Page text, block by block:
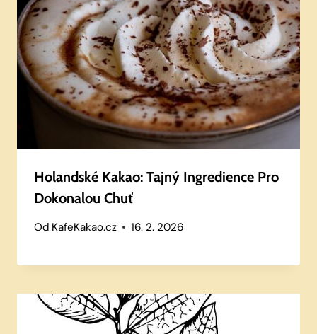
Holandské Kakao: Tajný Ingredience Pro
Dokonalou Chuť
Od KafeKakao.cz 16. 2. 2026